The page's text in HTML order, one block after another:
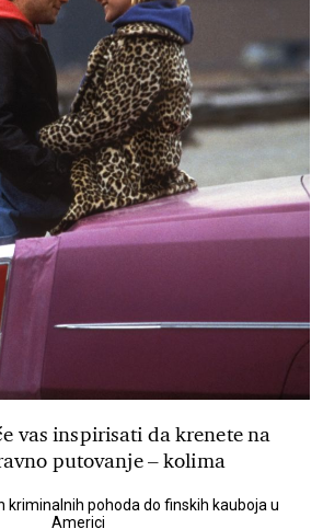
vas inspirisati da krenete na
putovanje – kolima
kriminalnih pohoda do finskih kauboja u
Americi